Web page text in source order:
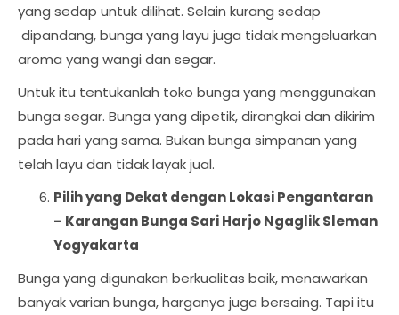
yang sedap untuk dilihat. Selain kurang sedap
dipandang, bunga yang layu juga tidak mengeluarkan
aroma yang wangi dan segar.
Untuk itu tentukanlah toko bunga yang menggunakan
bunga segar. Bunga yang dipetik, dirangkai dan dikirim
pada hari yang sama. Bukan bunga simpanan yang
telah layu dan tidak layak jual.
Pilih yang Dekat dengan Lokasi Pengantaran
– Karangan Bunga Sari Harjo Ngaglik Sleman
Yogyakarta
Bunga yang digunakan berkualitas baik, menawarkan
banyak varian bunga, harganya juga bersaing. Tapi itu